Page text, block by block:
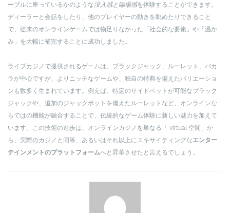
ーブルに座っているかのような没入感と臨場感を体験することができます。
ディーラーと会話をしたり、他のプレイヤーの動きを眺めたりできること
で、従来のオンラインゲームでは物足りなかった「社会的な要素」や「温か
み」を大幅に補完することに成功しました。
ライブカジノで提供されるゲームは、ブラックジャック、ルーレット、バカ
ラが中心ですが、よりニッチなゲームや、独自の特典を備えたバリエーショ
ンも数多く生まれています。例えば、特定のサイドベットが可能なブラック
ジャックや、追加のジャックポットを備えたルーレットなど、オンラインな
らではの機能が融合することで、伝統的なゲーム体験に新しい魅力を加えて
います。この技術の進歩は、オンラインカジノを単なる「 virtual 空間」か
ら、実際のカジノと同等、あるいはそれ以上にエキサイティングなエンター
テインメントのプラットフォームへと昇華させたと言えるでしょう。